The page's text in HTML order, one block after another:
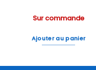
Sur commande
Ajouter au panier